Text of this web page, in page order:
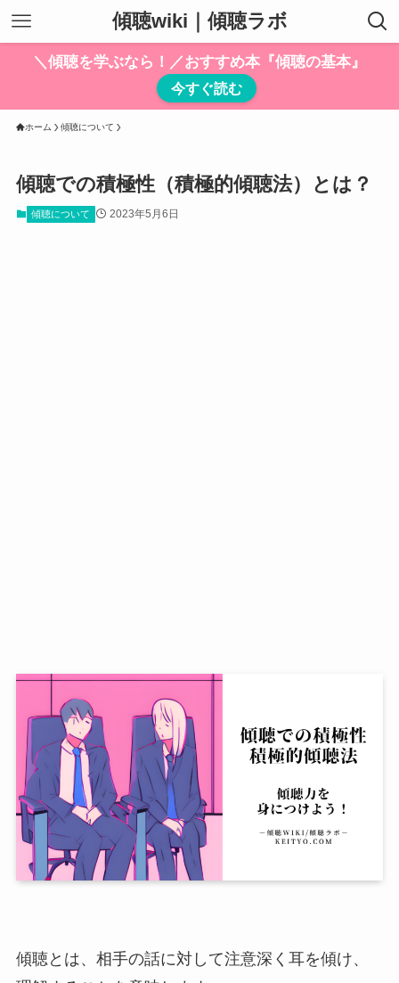
傾聴wiki｜傾聴ラボ
＼傾聴を学ぶなら！／おすすめ本『傾聴の基本』
今すぐ読む
ホーム 傾聴について
傾聴での積極性（積極的傾聴法）とは？
傾聴について 2023年5月6日
傾聴とは、相手の話に対して注意深く耳を傾け、